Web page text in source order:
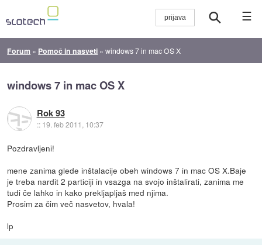
☰
Forum » Pomoč in nasveti »windows 7 in mac OS X
windows 7 in mac OS X
Rok 93
:: 19. feb 2011, 10:37
Pozdravljeni!
mene zanima glede inštalacije obeh windows 7 in mac OS X.Baje
je treba nardit 2 particiji in vsazga na svojo inštalirati, zanima me
tudi če lahko in kako prekljapljaš med njima.
Prosim za čim več nasvetov, hvala!
lp